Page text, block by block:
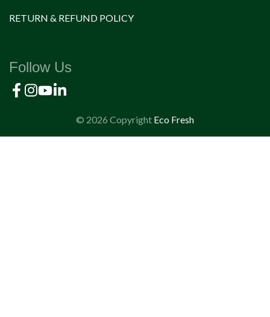
RETURN & REFUND POLICY
Follow Us
© 2026 Copyright Eco Fresh